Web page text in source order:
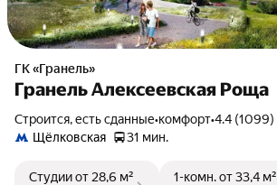
ГК «Гранель»
Гранель Алексеевская Роща
Строится, есть сданные•комфорт•4.4 (1099)
Щёлковская
31 мин.
Студииот 28,6 м²
1-комн.от 33,4 м²